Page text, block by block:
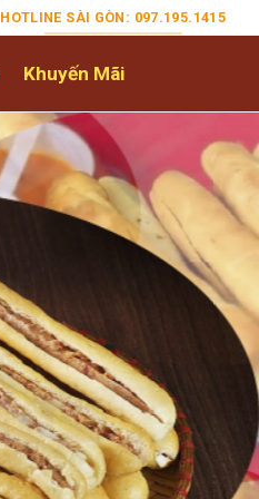
HOTLINE SÀI GÒN: 097.195.1415
Khuyến Mãi